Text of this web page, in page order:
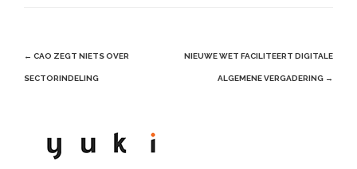
Post
navigation
← CAO ZEGT NIETS OVER
SECTORINDELING
NIEUWE WET FACILITEERT DIGITALE
ALGEMENE VERGADERING →